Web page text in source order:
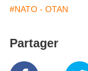
#NATO - OTAN
Partager